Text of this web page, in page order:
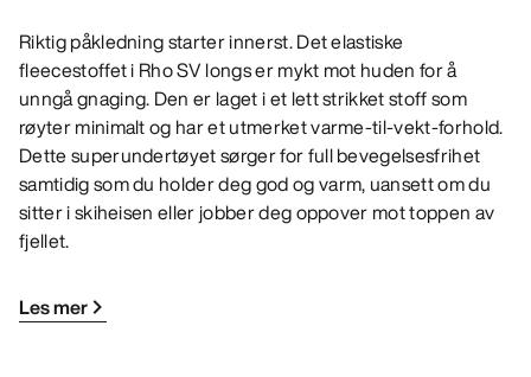
Riktig påkledning starter innerst. Det elastiske
fleecestoffet i Rho SV longs er mykt mot huden for å
unngå gnaging. Den er laget i et lett strikket stoff som
røyter minimalt og har et utmerket varme-til-vekt-forhold.
Dette superundertøyet sørger for full bevegelsesfrihet
samtidig som du holder deg god og varm, uansett om du
sitter i skiheisen eller jobber deg oppover mot toppen av
fjellet.
Les mer